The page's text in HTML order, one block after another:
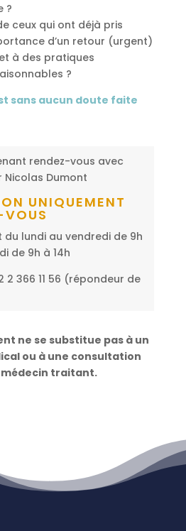
?
ceux qui ont déjà pris
d’un retour (urgent)
à des pratiques
?
sans aucun doute faite
rendez-vous avec
Dumont
UNIQUEMENT
VOUS
lundi au vendredi de 9h
de 9h à 14h
2 366 11 56 (répondeur de
ne se substitue pas à un
ou à une consultation
médecin traitant.